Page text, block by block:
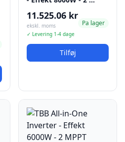
11.525.06 kr
ekskl. moms
✓ Levering 1-4 dage
Pa lager
Tilføj